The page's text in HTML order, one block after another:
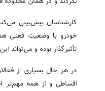
کارشناسان پیش‌بینی
خودرو با وضعیت فعلی
تأثیرگذار بوده و
در هر حال بسیاری از
اقساطی و از همه مهم‌تر